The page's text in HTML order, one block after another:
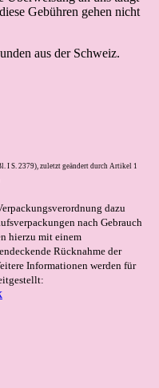
Gebühren gehen nicht
aus der Schweiz.
I S. 2379), zuletzt geändert durch Artikel 1
dazu
nach Gebrauch
hierzu mit einem
Rücknahme der
Informationen werden für